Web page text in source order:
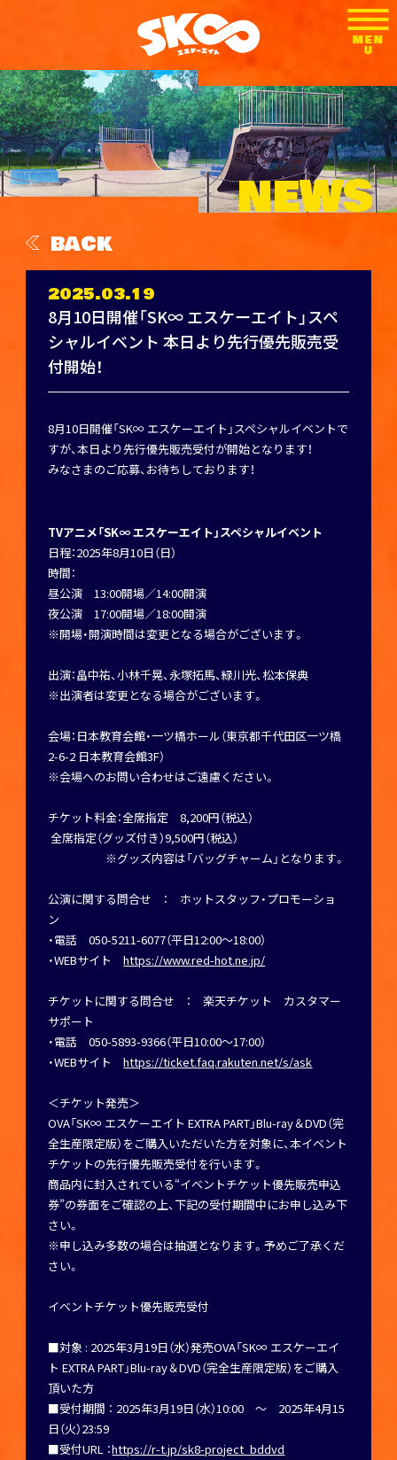
MEN
U
NEWS
BACK
2025.03.19
8月10日開催「SK∞ エスケーエイト」スペ
シャルイベント 本日より先行優先販売受
付開始！
8月10日開催「SK∞ エスケーエイト」スペシャルイベントで
すが、本日より先行優先販売受付が開始となります！
みなさまのご応募、お待ちしております！
TVアニメ「SK∞ エスケーエイト」スペシャルイベント
日程：2025年8月10日（日）
時間：
昼公演 13:00開場／14:00開演
夜公演 17:00開場／18:00開演
※開場・開演時間は変更となる場合がございます。
出演：畠中祐、小林千晃、永塚拓馬、緑川光、松本保典
※出演者は変更となる場合がございます。
会場：日本教育会館・一ツ橋ホール（東京都千代田区一ツ橋
2-6-2 日本教育会館3F）
※会場へのお問い合わせはご遠慮ください。
チケット料金：全席指定 8,200円（税込）
全席指定（グッズ付き）9,500円（税込）
※グッズ内容は「バッグチャーム」となります。
公演に関する問合せ ： ホットスタッフ・プロモーショ
ン
・電話 050-5211-6077（平日12:00～18:00）
・WEBサイトhttps://www.red-hot.ne.jp/
チケットに関する問合せ ： 楽天チケット カスタマー
サポート
・電話 050-5893-9366（平日10:00～17:00）
・WEBサイトhttps://ticket.faq.rakuten.net/s/ask
＜チケット発売＞
OVA「SK∞ エスケーエイト EXTRA PART」Blu-ray＆DVD（完
全生産限定版）をご購入いただいた方を対象に、本イベント
チケットの先行優先販売受付を行います。
商品内に封入されている“イベントチケット優先販売申込
券”の券面をご確認の上、下記の受付期間中にお申し込み下
さい。
※申し込み多数の場合は抽選となります。予めご了承くだ
さい。
イベントチケット優先販売受付
■対象 : 2025年3月19日（水）発売OVA「SK∞ エスケーエイ
ト EXTRA PART」Blu-ray＆DVD（完全生産限定版）をご購入
頂いた方
■受付期間 ： 2025年3月19日（水）10:00 ～ 2025年4月15
日（火）23:59
■受付URL ：https://r-t.jp/sk8-project_bddvd